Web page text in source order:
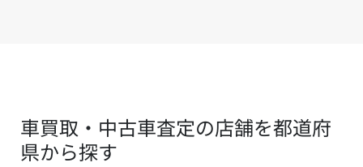
車買取・中古車査定の店舗を都道府
県から探す